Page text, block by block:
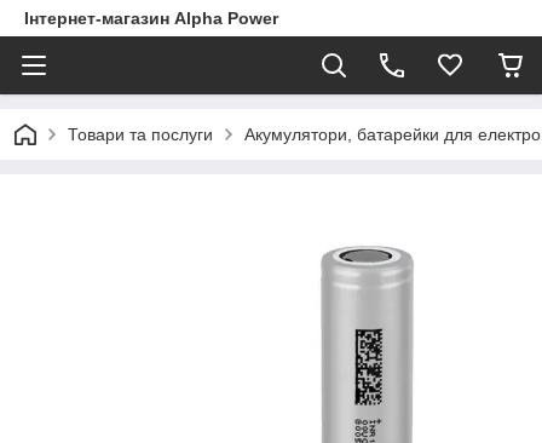
Інтернет-магазин Alpha Power
Товари та послуги Акумулятори, батарейки для